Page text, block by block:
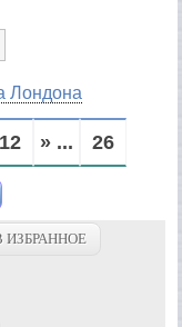
Лондона
12 » ... 26
ИЗБРАННОЕ